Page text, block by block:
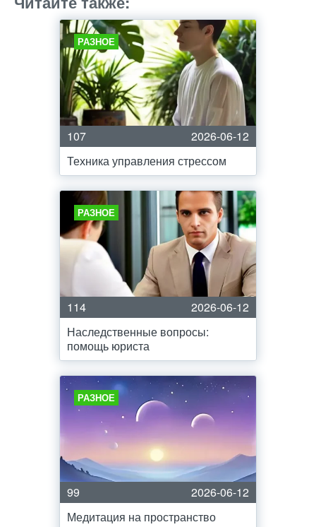
РАЗНОЕ
107
2026-06-12
Техника управления стрессом
РАЗНОЕ
114
2026-06-12
Наследственные вопросы:
помощь юриста
РАЗНОЕ
99
2026-06-12
Медитация на пространство